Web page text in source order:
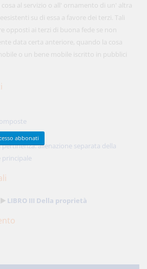
cosa al servizio o all' ornamento di un' altra
su di essa a favore dei terzi. Tali
opposti ai terzi di buona fede se non
data certa anteriore, quando la cosa
o un bene mobile iscritto in pubblici
alienazione separata della
principale
LIBRO III Della proprietà
450,00 € ANNUALI
570.00€ ,risparmi il 21%!
Acquista ora
Acquista ora
abbonati